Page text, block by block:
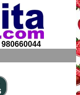
980660044